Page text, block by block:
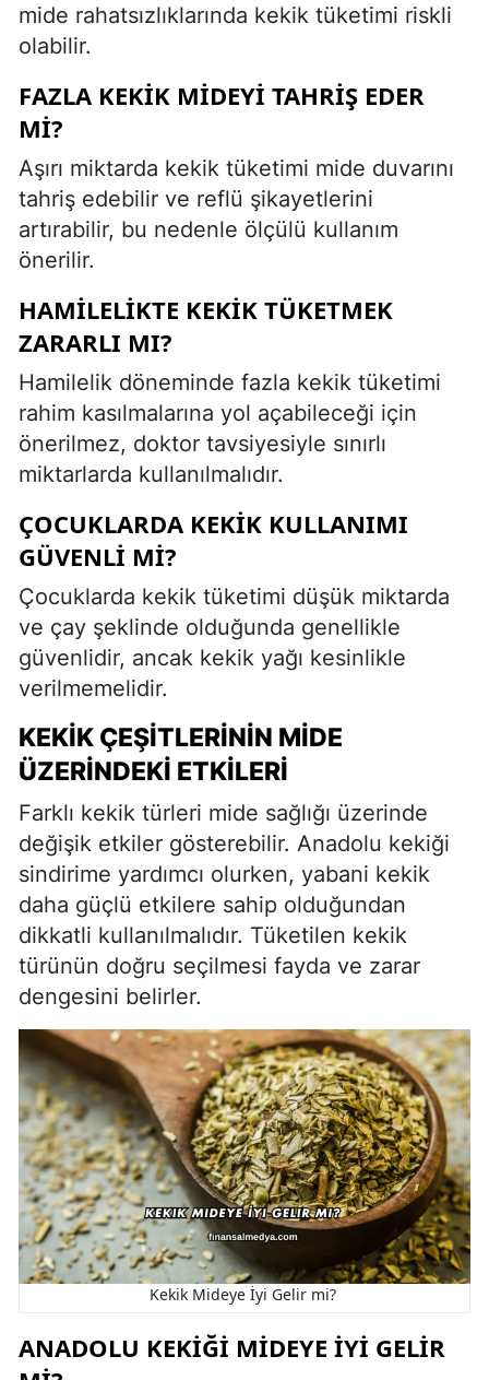
mide rahatsızlıklarında kekik tüketimi riskli
olabilir.
FAZLA KEKIK MIDEYI TAHRIŞ EDER
MI?
Aşırı miktarda kekik tüketimi mide duvarını
tahriş edebilir ve reflü şikayetlerini
artırabilir, bu nedenle ölçülü kullanım
önerilir.
HAMILELIKTE KEKIK TÜKETMEK
ZARARLI MI?
Hamilelik döneminde fazla kekik tüketimi
rahim kasılmalarına yol açabileceği için
önerilmez, doktor tavsiyesiyle sınırlı
miktarlarda kullanılmalıdır.
ÇOCUKLARDA KEKIK KULLANIMI
GÜVENLI MI?
Çocuklarda kekik tüketimi düşük miktarda
ve çay şeklinde olduğunda genellikle
güvenlidir, ancak kekik yağı kesinlikle
verilmemelidir.
KEKIK ÇEŞITLERININ MIDE
ÜZERINDEKI ETKILERI
Farklı kekik türleri mide sağlığı üzerinde
değişik etkiler gösterebilir. Anadolu kekiği
sindirime yardımcı olurken, yabani kekik
daha güçlü etkilere sahip olduğundan
dikkatli kullanılmalıdır. Tüketilen kekik
türünün doğru seçilmesi fayda ve zarar
dengesini belirler.
Kekik Mideye İyi Gelir mi?
ANADOLU KEKIĞI MIDEYE İYI GELIR